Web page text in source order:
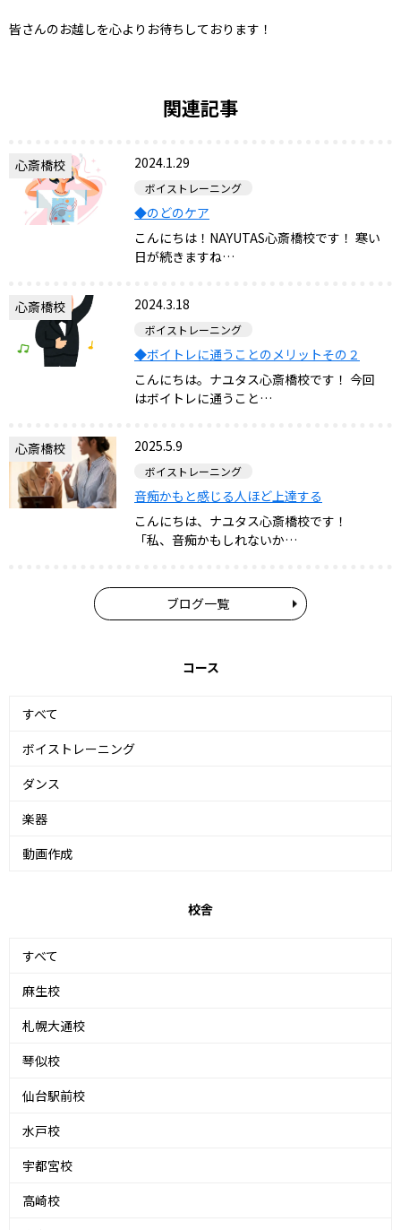
皆さんのお越しを心よりお待ちしております！
関連記事
心斎橋校 2024.1.29
ボイストレーニング
◆のどのケア
こんにちは！NAYUTAS心斎橋校です！ 寒い
日が続きますね…
心斎橋校 2024.3.18
ボイストレーニング
◆ボイトレに通うことのメリットその２
こんにちは。ナユタス心斎橋校です！ 今回
はボイトレに通うこと…
心斎橋校 2025.5.9
ボイストレーニング
音痴かもと感じる人ほど上達する
こんにちは、ナユタス心斎橋校です！
「私、音痴かもしれないか…
ブログ一覧
コース
すべて
ボイストレーニング
ダンス
楽器
動画作成
校舎
すべて
麻生校
札幌大通校
琴似校
仙台駅前校
水戸校
宇都宮校
高崎校